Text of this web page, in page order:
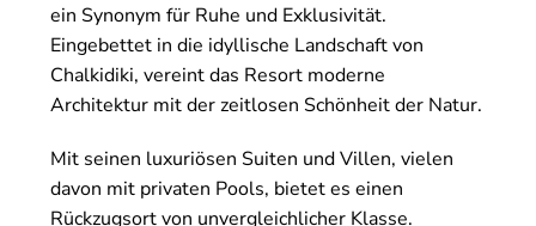
ein Synonym für Ruhe und Exklusivität.
Eingebettet in die idyllische Landschaft von
Chalkidiki, vereint das Resort moderne
Architektur mit der zeitlosen Schönheit der Natur.
Mit seinen luxuriösen Suiten und Villen, vielen
davon mit privaten Pools, bietet es einen
Rückzugsort von unvergleichlicher Klasse.